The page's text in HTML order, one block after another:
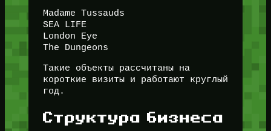
Madame Tussauds
SEA LIFE
London Eye
The Dungeons
Такие объекты рассчитаны на
короткие визиты и работают круглый
год.
Структура бизнеса